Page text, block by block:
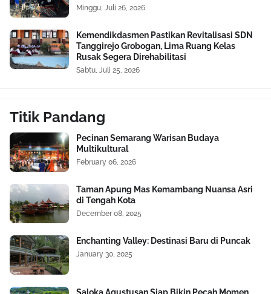
Minggu, Juli 26, 2026
Kemendikdasmen Pastikan Revitalisasi SDN
Tanggirejo Grobogan, Lima Ruang Kelas
Rusak Segera Direhabilitasi
Sabtu, Juli 25, 2026
Titik Pandang
Pecinan Semarang Warisan Budaya
Multikultural
February 06, 2026
Taman Apung Mas Kemambang Nuansa Asri
di Tengah Kota
December 08, 2025
Enchanting Valley: Destinasi Baru di Puncak
January 30, 2025
Saloka Agustusan Siap Bikin Pecah Momen